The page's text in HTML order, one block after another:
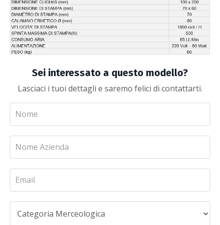
Sei interessato a questo modello?
Lasciaci i tuoi dettagli e saremo felici di contattarti.